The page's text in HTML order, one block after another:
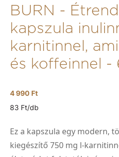
BURN -
kapszula
karnitinnel,
és koffeinnel -
4 990 Ft
83 Ft/db
Ez a kapszula egy modern,
kiegészítő 750 mg l-